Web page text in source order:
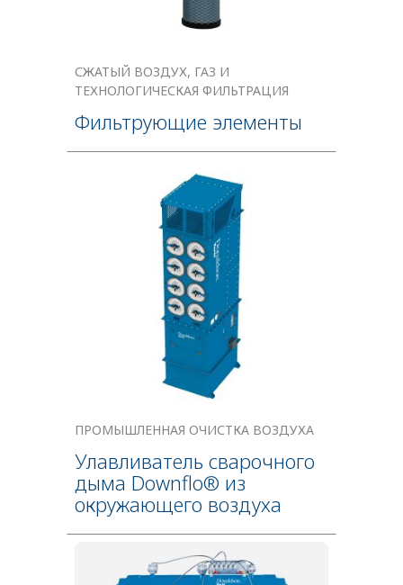
СЖАТЫЙ ВОЗДУХ, ГАЗ И
ТЕХНОЛОГИЧЕСКАЯ ФИЛЬТРАЦИЯ
Фильтрующие элементы
ПРОМЫШЛЕННАЯ ОЧИСТКА ВОЗДУХА
Улавливатель сварочного
дыма Downflo® из
окружающего воздуха